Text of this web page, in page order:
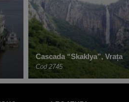
Cascada “Skaklya”, Vrața
Cod 2745